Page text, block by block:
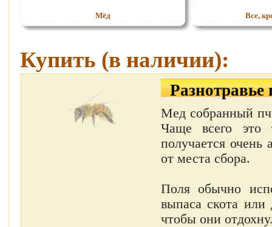
Мёд Все,
Купить (в наличии):
Разнотравье
Мед собранный
Чаще всего это
получается очень
от места сбора.
Поля обычно
выпаса скота или
чтобы они